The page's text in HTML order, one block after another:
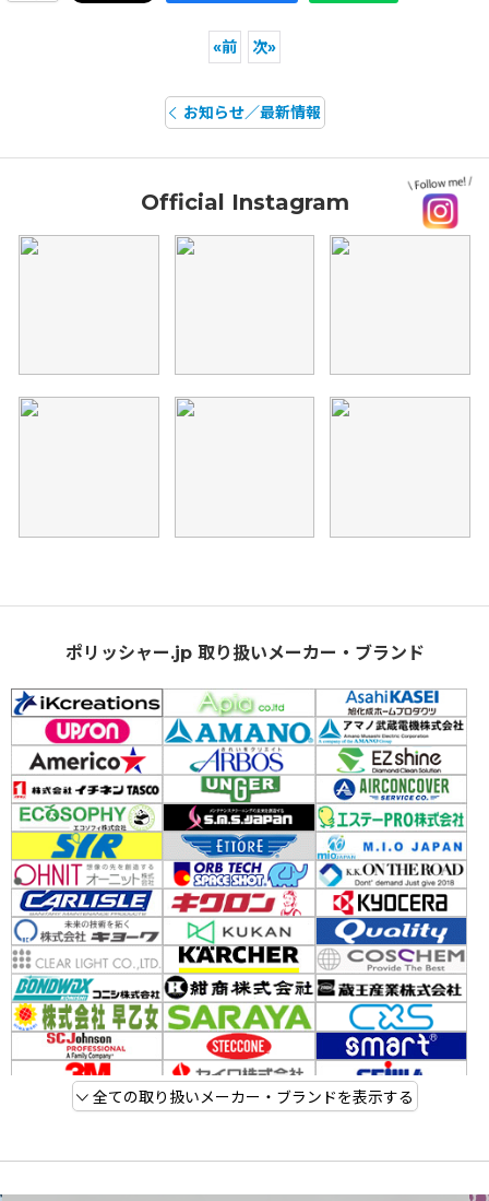
«前 次»
お知らせ／最新情報
Official Instagram
ポリッシャー.jp 取り扱いメーカー・ブランド
全ての取り扱いメーカー・ブランドを表示する